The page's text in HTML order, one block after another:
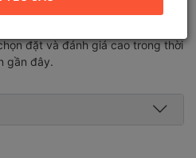
điểm danh top 10 Homestay tại
đặt và đánh giá cao trong thời
gần đây.